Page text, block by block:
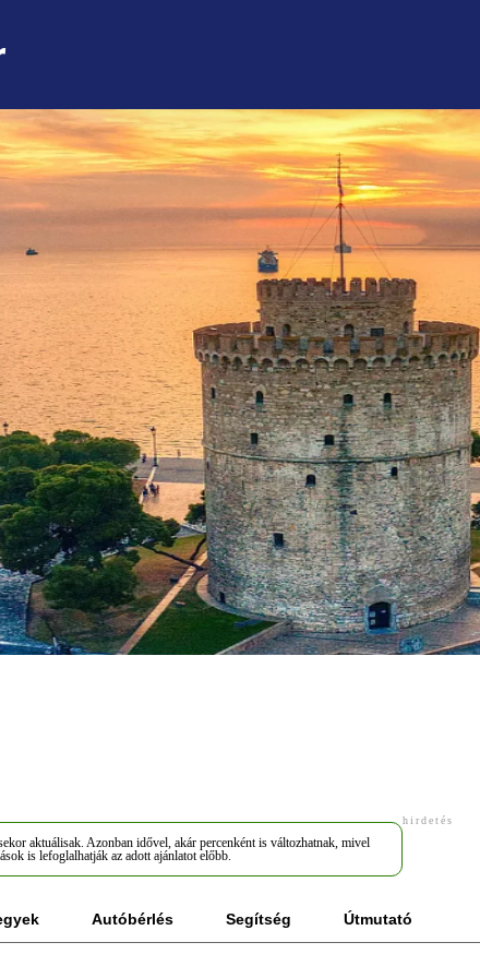
hirdetés
aktuálisak. Azonban idővel, akár percenként is változhatnak, mivel
is lefoglalhatják az adott ajánlatot előbb.
Autóbérlés Segítség Útmutató